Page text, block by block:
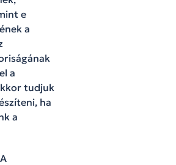
e
a
a
tudjuk
ha
a
A